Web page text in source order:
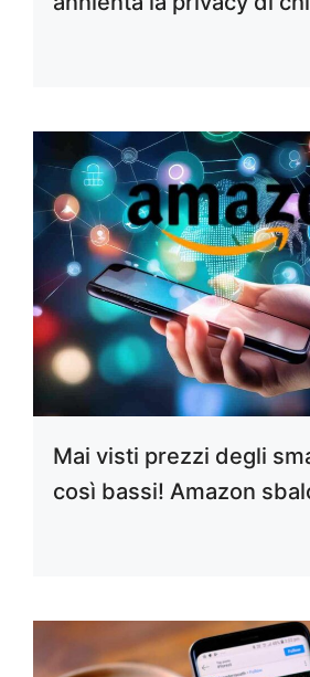
Mai visti prezzi degli
così bassi! Amazon